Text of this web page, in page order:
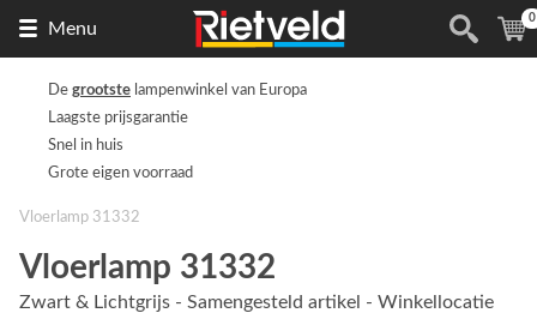
Menu
de
(
0
De grootste lampenwinkel van Europa
Laagste prijsgarantie
Snel in huis
Grote eigen voorraad
Vloerlamp 31332
Vloerlamp 31332
Zwart & Lichtgrijs - Samengesteld artikel - Winkellocatie